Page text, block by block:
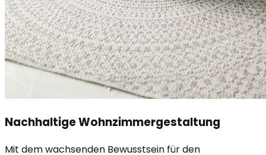
Nachhaltige Wohnzimmergestaltung
Mit dem wachsenden Bewusstsein für den